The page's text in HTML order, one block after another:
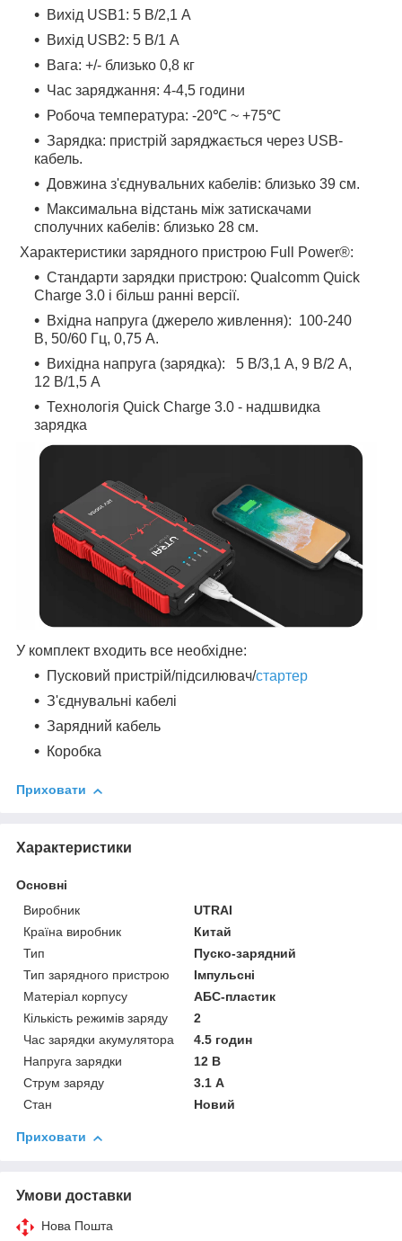
Вихід USB1: 5 В/2,1 А
Вихід USB2: 5 В/1 А
Вага: +/- близько 0,8 кг
Час заряджання: 4-4,5 години
Робоча температура: -20℃ ~ +75℃
Зарядка: пристрій заряджається через USB-
кабель.
Довжина з'єднувальних кабелів: близько 39 см.
Максимальна відстань між затискачами
сполучних кабелів: близько 28 см.
Характеристики зарядного пристрою Full Power®:
Стандарти зарядки пристрою: Qualcomm Quick
Charge 3.0 і більш ранні версії.
Вхідна напруга (джерело живлення): 100-240
В, 50/60 Гц, 0,75 А.
Вихідна напруга (зарядка): 5 В/3,1 А, 9 В/2 А,
12 В/1,5 А
Технологія Quick Charge 3.0 - надшвидка
зарядка
У комплект входить все необхідне:
Пусковий пристрій/підсилювач/стартер
З'єднувальні кабелі
Зарядний кабель
Коробка
Приховати
Характеристики
Основні
Виробник
UTRAI
Країна виробник
Китай
Тип
Пуско-зарядний
Тип зарядного пристрою
Імпульсні
Матеріал корпусу
АБС-пластик
Кількість режимів заряду
2
Час зарядки акумулятора
4.5 годин
Напруга зарядки
12 В
Струм заряду
3.1 А
Стан
Новий
Приховати
Умови доставки
Нова Пошта